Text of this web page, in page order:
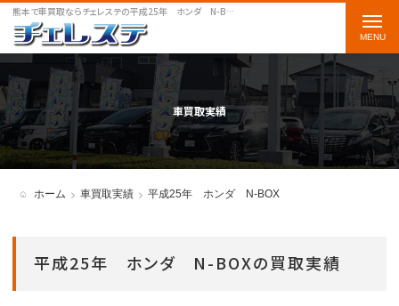
熊本で車買取ならチェレステの平成25年 ホンダ N-BOXをご案内します
車買取実績
ホーム 車買取実績 平成25年 ホンダ N-BOX
平成25年 ホンダ N-BOXの買取実績
t
o
g
g
l
e